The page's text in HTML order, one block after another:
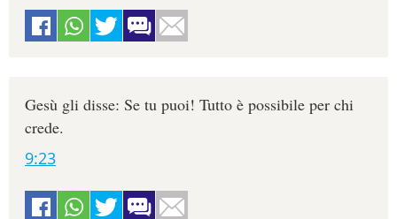
Gesù gli disse: Se tu puoi! Tutto è possibile per chi
crede.
9:23